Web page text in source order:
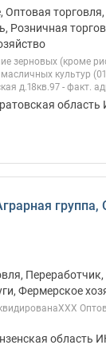
Оптовая
Розничная
зерновых (кроме
культур
д.18кв.97 - факт.
область
группа,
Фермерское
область